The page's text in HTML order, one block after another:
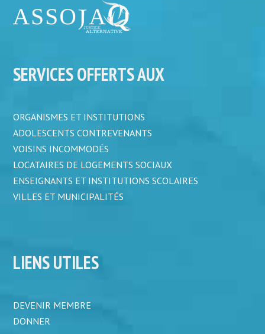
SERVICES OFFERTS AUX
ORGANISMES ET INSTITUTIONS
ADOLESCENTS CONTREVENANTS
VOISINS INCOMMODÉS
LOCATAIRES DE LOGEMENTS SOCIAUX
ENSEIGNANTS ET INSTITUTIONS SCOLAIRES
VILLES ET MUNICIPALITÉS
LIENS UTILES
DEVENIR MEMBRE
DONNER